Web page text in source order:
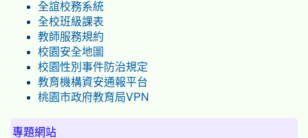
全誼校務系統
全校班級課表
教師服務規約
校園安全地圖
校園性別事件防治規定
教育機構資安通報平台
桃園市政府教育局VPN
專題網站